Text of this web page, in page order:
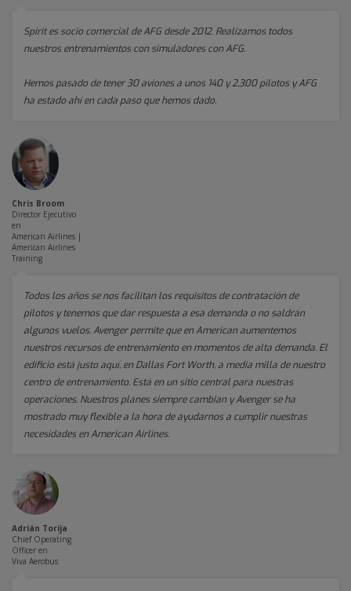
Spirit es socio comercial de AFG desde 2012. Realizamos todos
nuestros entrenamientos con simuladores con AFG.
Hemos pasado de tener 30 aviones a unos 140 y 2,300 pilotos y AFG
ha estado ahí en cada paso que hemos dado.
Chris Broom
Director Ejecutivo
en
American Airlines |
American Airlines
Training
Todos los años se nos facilitan los requisitos de contratación de
pilotos y tenemos que dar respuesta a esa demanda o no saldrán
algunos vuelos. Avenger permite que en American aumentemos
nuestros recursos de entrenamiento en momentos de alta demanda. El
edificio está justo aquí, en Dallas Fort Worth, a media milla de nuestro
centro de entrenamiento. Está en un sitio central para nuestras
operaciones. Nuestros planes siempre cambian y Avenger se ha
mostrado muy flexible a la hora de ayudarnos a cumplir nuestras
necesidades en American Airlines.
Adrián Torija
Chief Operating
Officer en
Viva Aerobus